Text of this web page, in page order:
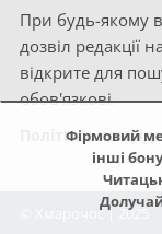
Фірмовий
інші
При будь-якому
дозвіл редакції
відкрите для
обов'язкові.
Політика
© Хмарочос | 2025